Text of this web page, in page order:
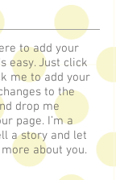
to add your
easy. Just click
me to add your
to the
drop me
page. I’m a
a story and let
about you.